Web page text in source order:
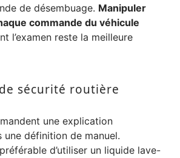
de désembuage. Manipuler
commande du véhicule
l’examen reste la meilleure
sécurité routière
une explication
une définition de manuel.
d’utiliser un liquide lave-